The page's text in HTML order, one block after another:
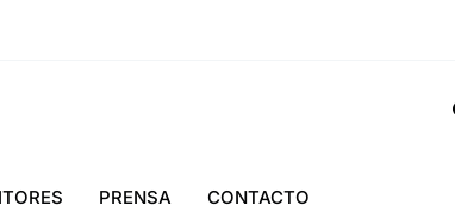
PRENSA CONTACTO